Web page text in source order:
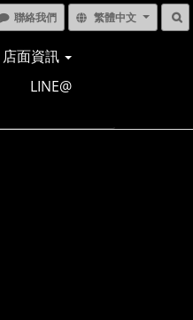
聯絡我們 繁體中文
店面資訊
LINE@